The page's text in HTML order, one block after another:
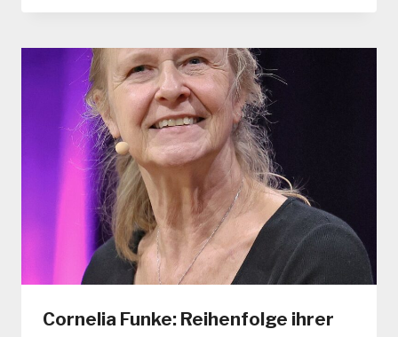
Cornelia Funke: Reihenfolge ihrer